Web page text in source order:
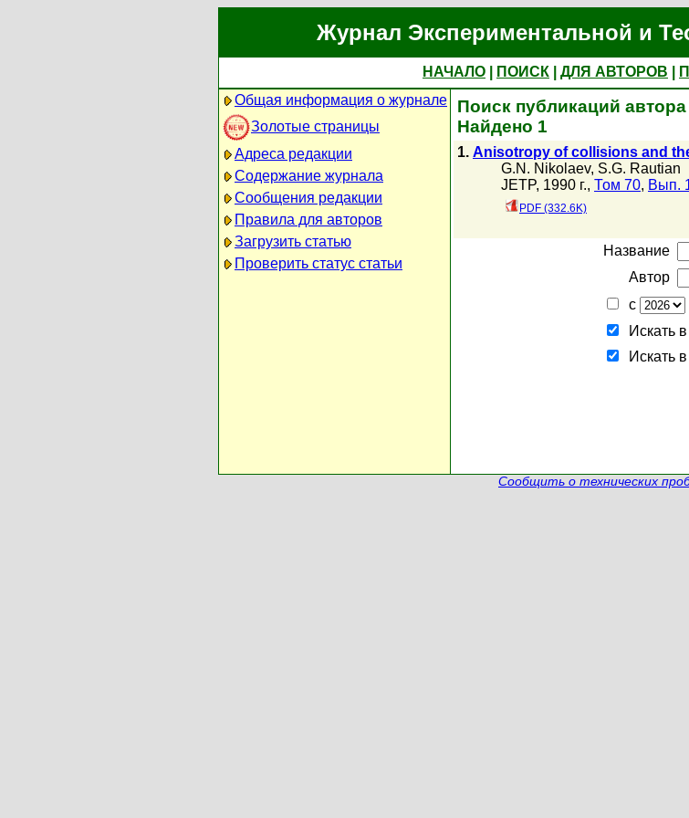
Журнал Экспериментальной и
НАЧАЛО ПОИСК ДЛЯ АВТОРОВ
Общая информация о журнале
Золотые страницы
Адреса редакции
Содержание журнала
Сообщения редакции
Правила для авторов
Загрузить статью
Проверить статус статьи
Поиск публикаций
Найдено 1
1. Anisotropy of collisions and
G.N. Nikolaev, S.G. Rautian
JETP, 1990 г., Том 70, Вып.
PDF (332.6K)
Название
Автор
с
Искать
Искать
Сообщить о технических